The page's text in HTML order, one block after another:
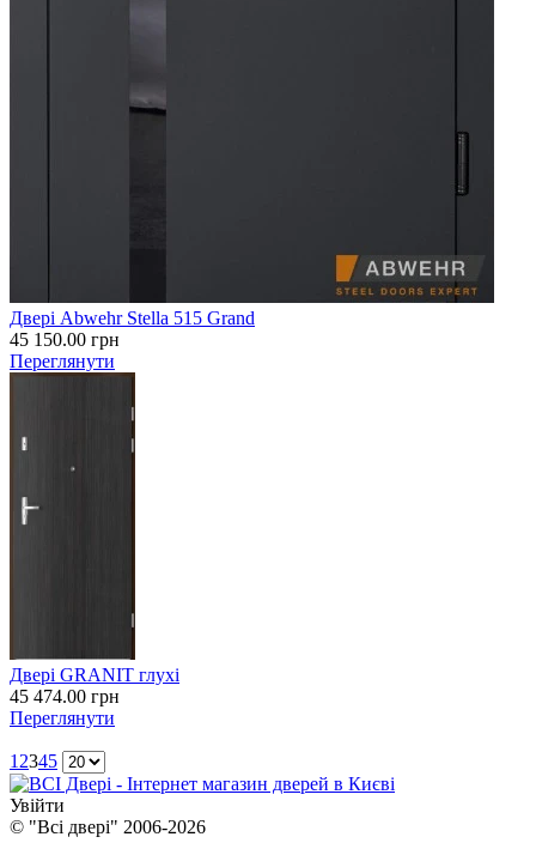
Двері Abwehr Stella 515 Grand
45 150.00 грн
Переглянути
Двері GRANIT глухі
45 474.00 грн
Переглянути
1 2345
Увійти
© "Всі двері" 2006-2026